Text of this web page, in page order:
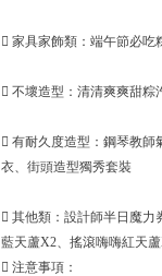
 家具家飾類：端午節必吃
 不壞造型：清清爽爽甜
 有耐久度造型：鋼琴教師
衣、街頭造型獨秀套裝
 其他類：設計師半日魔
藍天蘆X2、搖滾嗨嗨紅天
 注意事項：